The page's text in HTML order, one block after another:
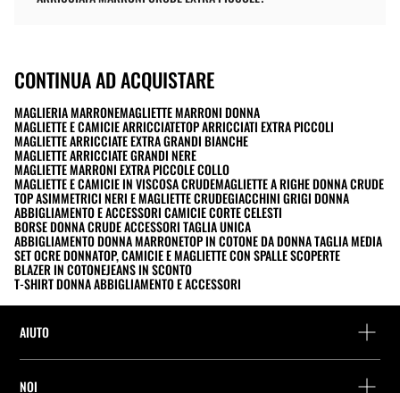
CONTINUA AD ACQUISTARE
MAGLIERIA MARRONEMAGLIETTE MARRONI DONNA
MAGLIETTE E CAMICIE ARRICCIATETOP ARRICCIATI EXTRA PICCOLI
MAGLIETTE ARRICCIATE EXTRA GRANDI BIANCHE
MAGLIETTE ARRICCIATE GRANDI NERE
MAGLIETTE MARRONI EXTRA PICCOLE COLLO
MAGLIETTE E CAMICIE IN VISCOSA CRUDEMAGLIETTE A RIGHE DONNA CRUDE
TOP ASIMMETRICI NERI E MAGLIETTE CRUDEGIACCHINI GRIGI DONNA
ABBIGLIAMENTO E ACCESSORI CAMICIE CORTE CELESTI
BORSE DONNA CRUDE ACCESSORI TAGLIA UNICA
ABBIGLIAMENTO DONNA MARRONETOP IN COTONE DA DONNA TAGLIA MEDIA
SET OCRE DONNATOP, CAMICIE E MAGLIETTE CON SPALLE SCOPERTE
BLAZER IN COTONEJEANS IN SCONTO
T-SHIRT DONNA ABBIGLIAMENTO E ACCESSORI
AIUTO
NOI